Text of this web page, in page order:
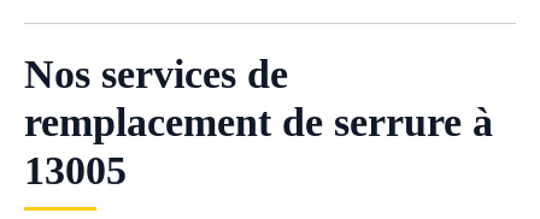
Nos services de
remplacement de serrure à
13005